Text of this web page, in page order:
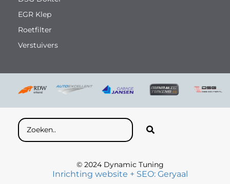
EGR Klep
Roetfilter
Verstuivers
© 2024 Dynamic Tuning
Inrichting website + SEO: Geryaal